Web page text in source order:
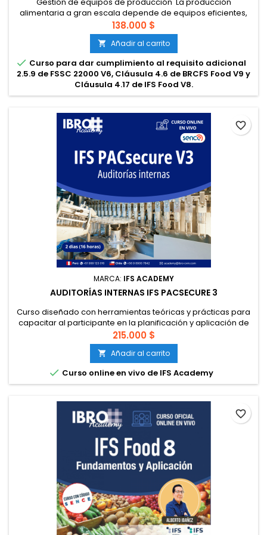
alimentaria a gran escala depende de equipos eficientes,
desde herramientas simples hasta maquinaria compleja. La
calidad e inocuidad del producto se ve directamente
afectada por la idoneidad de estos equipos, ya que
superficies inapropiadas pueden contaminarlos. Normativas
como BRCGS Food, IFS Food y FSSC...
138.000 $
 Añadir al carrito
 Curso para dar cumplimiento al requisito adicional
2.5.9 de FSSC 22000 V6, Cláusula 4.6 de BRCFS Food V9 y
Cláusula 4.17 de IFS Food V8.
MARCA: IFS ACADEMY
AUDITORÍAS INTERNAS IFS PACSECURE 3
Curso diseñado con herramientas teóricas y prácticas para
capacitar al participante en la planificación y aplicación de
auditorías internas y a proveedores en el sistema de gestión
bajo la norma IFS PACsecure V3. A través de los módulos, el
participante será capaz de aplicar el protocolo de
auditorías de la norma IFS PACsecure correctamente,
pudiendo usar...
215.000 $
 Añadir al carrito
 Curso online en vivo de IFS Academy
favorite_border
favorite_border